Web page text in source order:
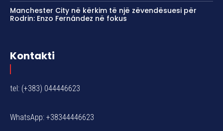
Manchester City në kërkim të një zëvendësuesi për
Rodrin: Enzo Fernández në fokus
Kontakti
tel: (+383) 044446623
WhatsApp: +38344446623